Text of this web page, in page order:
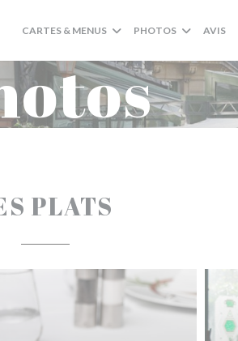
CARTES & MENUS PHOTOS AVIS
PLATS